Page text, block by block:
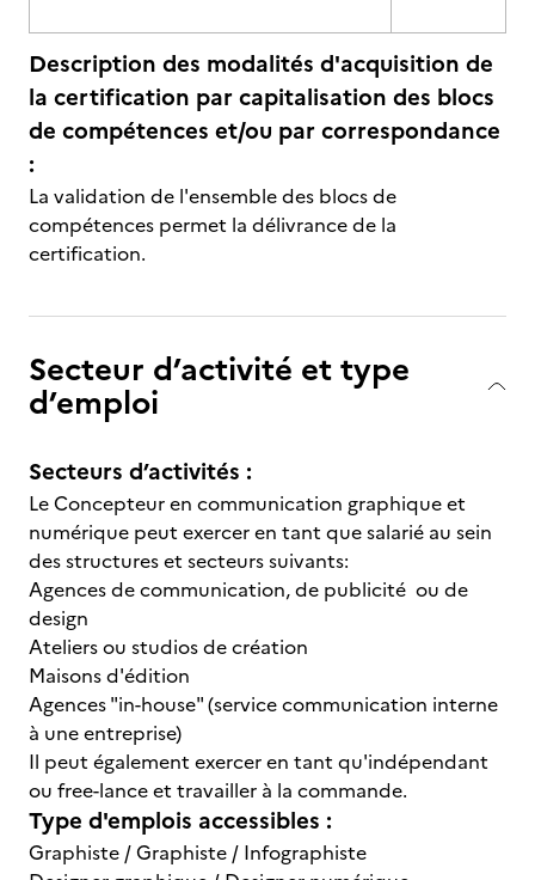
Description des modalités d'acquisition de
la certification par capitalisation des blocs
de compétences et/ou par correspondance
:
La validation de l'ensemble des blocs de
compétences permet la délivrance de la
certification.
Secteur d’activité et type
d’emploi
Secteurs d’activités :
Le Concepteur en communication graphique et
numérique peut exercer en tant que salarié au sein
des structures et secteurs suivants:
Agences de communication, de publicité ou de
design
Ateliers ou studios de création
Maisons d'édition
Agences "in-house" (service communication interne
à une entreprise)
Il peut également exercer en tant qu'indépendant
ou free-lance et travailler à la commande.
Type d'emplois accessibles :
Graphiste / Graphiste / Infographiste